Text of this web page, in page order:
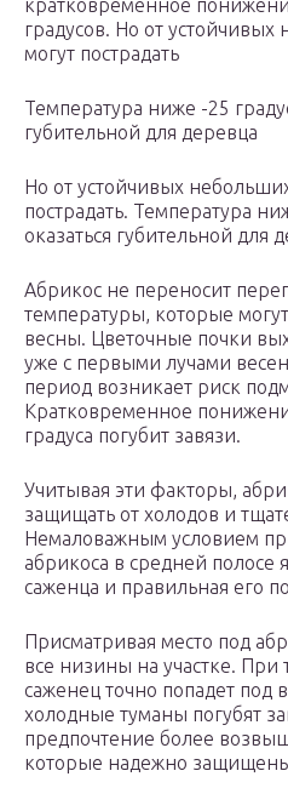
кратковременное
градусов. Но от
могут пострадать
Температура ниже -25
губительной для деревца
Но от устойчивых
пострадать. Температура
оказаться губительной для
Абрикос не переносит
температуры, которые
весны. Цветочные почки
уже с первыми лучами
период возникает риск
Кратковременное
градуса погубит завязи.
Учитывая эти факторы,
защищать от холодов и
Немаловажным условием
абрикоса в средней полосе
саженца и правильная его
Присматривая место под
все низины на участке. При
саженец точно попадет под
холодные туманы погубят
предпочтение более
которые надежно